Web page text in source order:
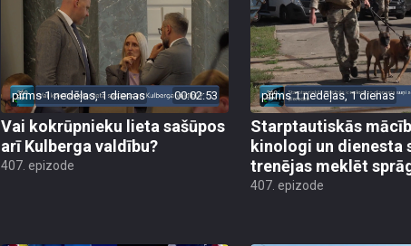
pirms 1 nedēļas, 1 dienas 00:02:53
Vai kokrūpnieku lieta sašūpos
arī Kulberga valdību?
407. epizode
pirms 1 nedēļas, 1 dienas
Starptautiskās
kinologi un dienesta
trenējas meklēt
407. epizode